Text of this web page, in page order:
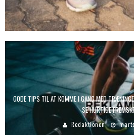
GODE TIPS TIL AT KOMME I GANG MED
SE HURTIGE
Redaktionen